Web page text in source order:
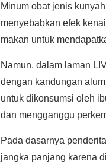
Minum obat jenis
menyebabkan efek
makan untuk
Namun, dalam laman
dengan kandungan
untuk dikonsumsi oleh
dan mengganggu
Pada dasarnya
jangka panjang karena